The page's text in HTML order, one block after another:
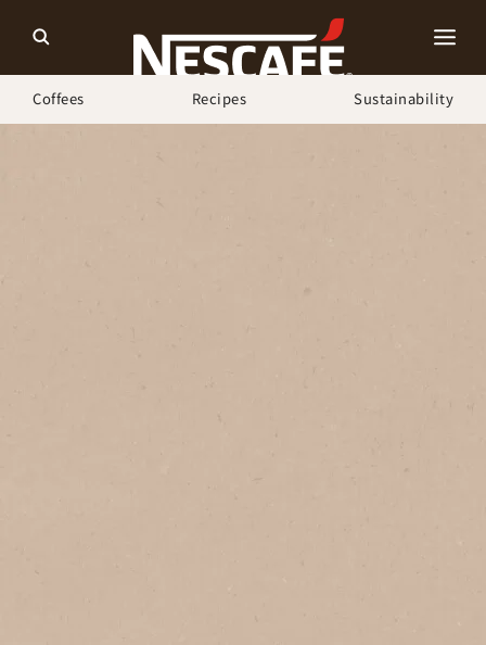
Coffees Recipes Sustainability